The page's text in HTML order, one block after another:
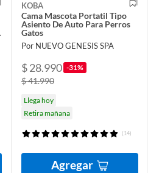
KOBA
Cama Mascota Portatil Tipo
Asiento De Auto Para Perros
Gatos
Por NUEVO GENESIS SPA
$ 28.990 -31%
$ 41.990
Llega hoy
Retira mañana
(14)
Agregar